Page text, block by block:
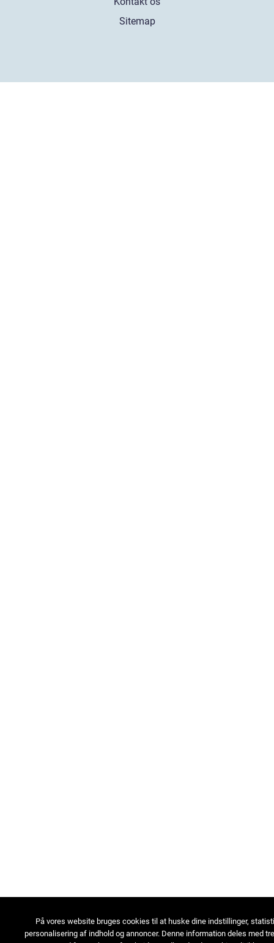
Sitemap
På vores website bruges cookies til at huske dine indstillinger,
personalisering af indhold og annoncer. Denne information deles med